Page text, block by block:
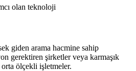
olan teknoloji
giden arama hacmine sahip
gerektiren şirketler veya karmaşık
ölçekli işletmeler.